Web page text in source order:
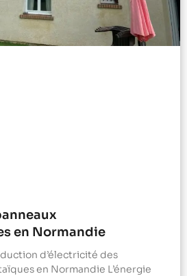
en Normandie
d’électricité des
en Normandie L’énergie